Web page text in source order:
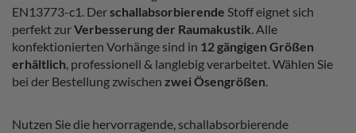
EN13773-c1. Derschallabsorbierende Stoff eignet sich
perfekt zurVerbesserung der Raumakustik. Alle
konfektionierten Vorhänge sind in 12 gängigen Größen
erhältlich, professionell & langlebig verarbeitet. Wählen Sie
bei der Bestellung zwischen zwei Ösengrößen.
Nutzen Sie die hervorragende, schallabsorbierende